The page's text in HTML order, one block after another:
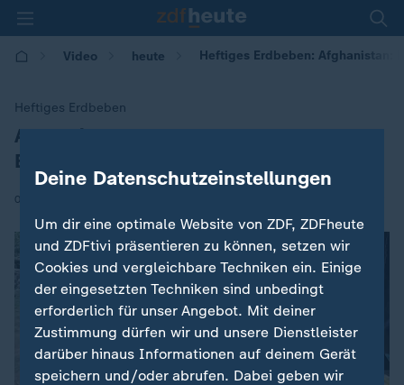
Video heute Heftiges Erdbeben: Afghanistan:
Heftiges Erdbeben
:
Afghanistan: Nachbeben erschwert
Bergung
03.09.2025 | 07:16
Deine Datenschutzeinstellungen
Um dir eine optimale Website von ZDF, ZDFheute
und ZDFtivi präsentieren zu können, setzen wir
Cookies und vergleichbare Techniken ein. Einige
der eingesetzten Techniken sind unbedingt
erforderlich für unser Angebot. Mit deiner
Zustimmung dürfen wir und unsere Dienstleister
darüber hinaus Informationen auf deinem Gerät
speichern und/oder abrufen. Dabei geben wir